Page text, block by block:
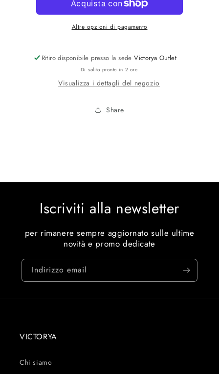
Altre opzioni di pagamento
Ritiro disponibile presso la sedeVictorya Outlet
Di solito pronto in 2 ore
Visualizza i dettagli del negozio
Share
Iscriviti alla newsletter
per rimanere sempre aggiornato sulle ultime
novità e promo dedicate
Indirizzo email
VICTORYA
Chi siamo